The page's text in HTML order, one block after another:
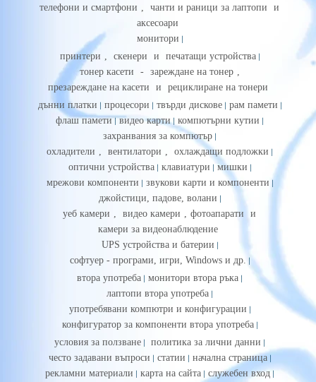
телефони и смартфони , чанти и раници за лаптопи
и
аксесоари
монитори
принтери , скенери и
печатащи устройства
тонер касети
- зареждане на тонер ,
презареждане на касети
и
рециклиране на тонери
дънни платки
процесори твърди дискове
рам памети
флаш памети
видео карти
компютърни кутии
захранвания за компютър
охладители , вентилатори ,
охлаждащи подложки
оптични устройства
клавиатури
мишки
мрежови компоненти
звукови карти и компоненти
джойстици, падове, волани
уеб камери , видео камери , фотоапарати
и
камери за видеонаблюдение
UPS устройства и батерии
софтуер - програми, игри, Windows и др.
втора употреба
монитори втора ръка
лаптопи втора употреба
употребявани компютри и конфигурации
конфигуратор за компоненти втора употреба
условия за ползване
политика за лични данни
често задавани въпроси
статии
начална страница
рекламни материали
карта на сайта служебен вход